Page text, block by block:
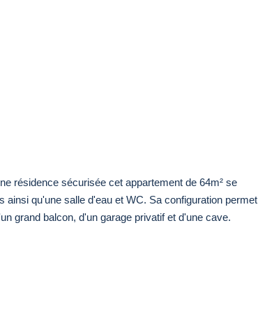
résidence sécurisée cet appartement de 64m² se
qu'une salle d'eau et WC. Sa configuration permet
grand balcon, d'un garage privatif et d'une cave.